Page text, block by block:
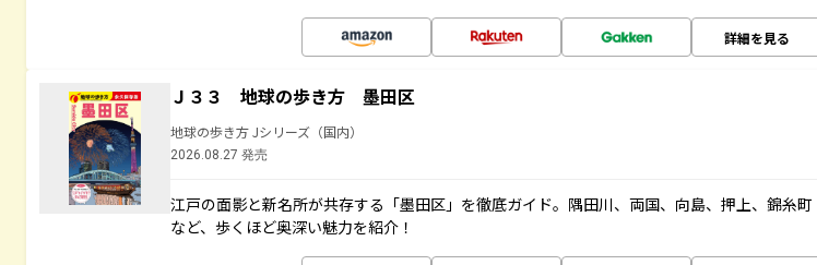
詳細を見る
Ｊ３３ 地球の歩き方 墨田区
地球の歩き方 Jシリーズ（国内）
2026.08.27 発売
江戸の面影と新名所が共存する「墨田区」を徹底ガイド。隅田川、両国、向島、押上、錦糸町
など、歩くほど奥深い魅力を紹介！